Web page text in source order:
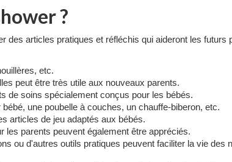
?
articles pratiques et réfléchis qui aideront les futurs
etc.
peut être très utile aux nouveaux parents.
de soins spécialement conçus pour les bébés.
une poubelle à couches, un chauffe-biberon, etc.
articles de jeu adaptés aux bébés.
les parents peuvent également être appréciés.
ou d'autres outils pratiques peuvent faciliter la vie des